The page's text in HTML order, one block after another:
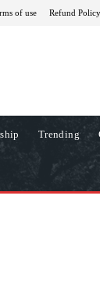
of use Refund Policy
Trending